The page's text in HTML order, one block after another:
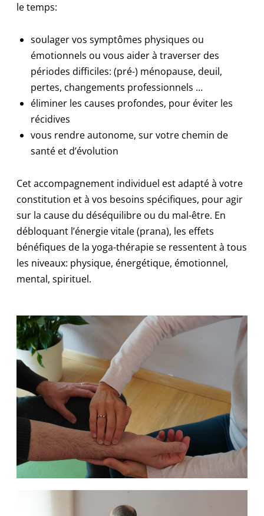
le temps:
soulager vos symptômes physiques ou
émotionnels ou vous aider à traverser des
périodes difficiles: (pré-) ménopause, deuil,
pertes, changements professionnels …
éliminer les causes profondes, pour éviter les
récidives
vous rendre autonome, sur votre chemin de
santé et d’évolution
Cet accompagnement individuel est adapté à votre
constitution et à vos besoins spécifiques, pour agir
sur la cause du déséquilibre ou du mal-être. En
débloquant l’énergie vitale (prana), les effets
bénéfiques de la yoga-thérapie se ressentent à tous
les niveaux: physique, énergétique, émotionnel,
mental, spirituel.